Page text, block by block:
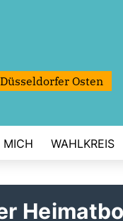
Osten
MICH WAHLKREIS